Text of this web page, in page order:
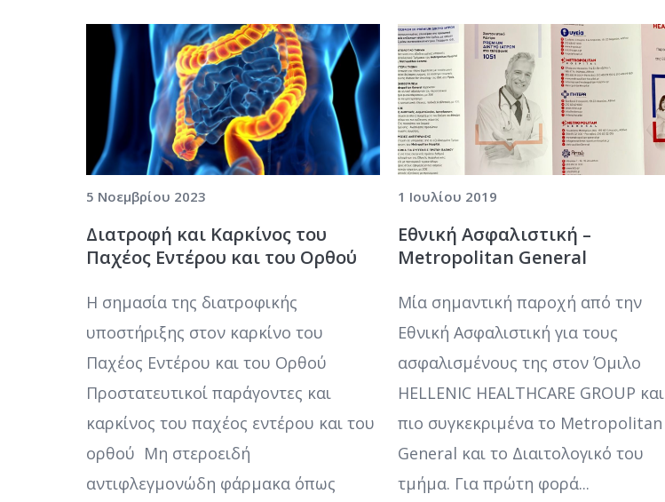
5 Νοεμβρίου 2023
Διατροφή και Καρκίνος του
Παχέος Εντέρου και του Ορθού
Η σημασία της διατροφικής
υποστήριξης στον καρκίνο του
Παχέος Εντέρου και του Ορθού
Προστατευτικοί παράγοντες και
καρκίνος του παχέος εντέρου και του
ορθού Μη στεροειδή
αντιφλεγμονώδη φάρμακα όπως
1 Ιουλίου 2019
Εθνική Ασφαλιστική –
Metropolitan General
Μία σημαντική παροχή από την
Εθνική Ασφαλιστική για τους
ασφαλισμένους της στον Όμιλο
HELLENIC HEALTHCARE GROUP και
πιο συγκεκριμένα το Metropolitan
General και το Διαιτολογικό του
τμήμα. Για πρώτη φορά...